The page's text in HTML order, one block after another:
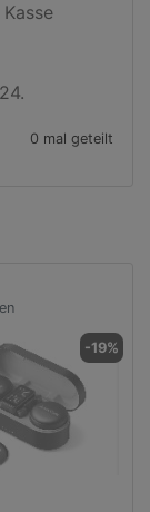
0 mal geteilt
-19%